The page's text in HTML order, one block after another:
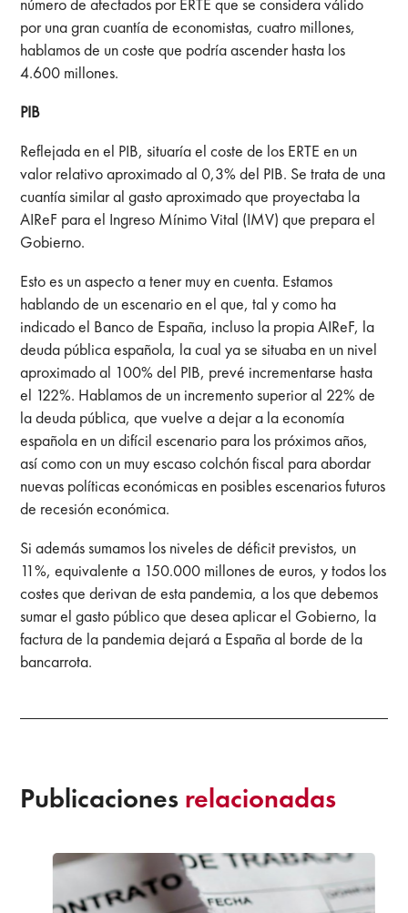
por una gran cuantía de economistas, cuatro millones,
hablamos de un coste que podría ascender hasta los
4.600 millones.
PIB
Reflejada en el PIB, situaría el coste de los ERTE en un
valor relativo aproximado al 0,3% del PIB. Se trata de una
cuantía similar al gasto aproximado que proyectaba la
AIReF para el Ingreso Mínimo Vital (IMV) que prepara el
Gobierno.
Esto es un aspecto a tener muy en cuenta. Estamos
hablando de un escenario en el que, tal y como ha
indicado el Banco de España, incluso la propia AIReF, la
deuda pública española, la cual ya se situaba en un nivel
aproximado al 100% del PIB, prevé incrementarse hasta
el 122%. Hablamos de un incremento superior al 22% de
la deuda pública, que vuelve a dejar a la economía
española en un difícil escenario para los próximos años,
así como con un muy escaso colchón fiscal para abordar
nuevas políticas económicas en posibles escenarios futuros
de recesión económica.
Si además sumamos los niveles de déficit previstos, un
11%, equivalente a 150.000 millones de euros, y todos los
costes que derivan de esta pandemia, a los que debemos
sumar el gasto público que desea aplicar el Gobierno, la
factura de la pandemia dejará a España al borde de la
bancarrota.
Publicaciones relacionadas